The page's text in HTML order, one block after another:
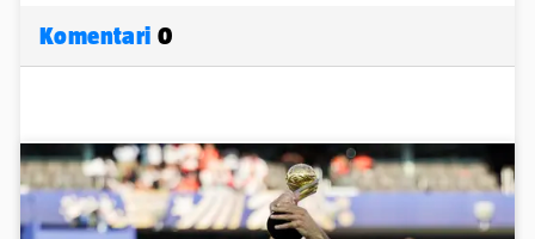
Komentari 0